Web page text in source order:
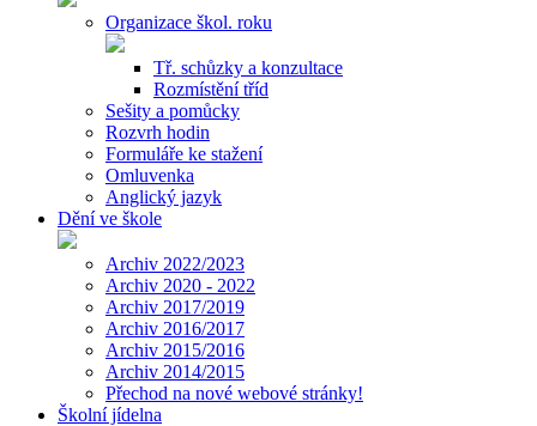
Organizace škol. roku
Tř. schůzky a konzultace
Rozmístění tříd
Sešity a pomůcky
Rozvrh hodin
Formuláře ke stažení
Omluvenka
Anglický jazyk
Dění ve škole
Archiv 2022/2023
Archiv 2020 - 2022
Archiv 2017/2019
Archiv 2016/2017
Archiv 2015/2016
Archiv 2014/2015
Přechod na nové webové stránky!
Školní jídelna